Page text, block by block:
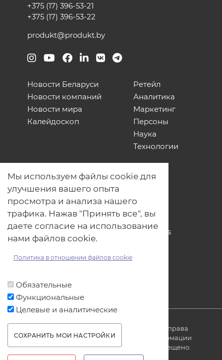
+375 (17) 396-53-21
+375 (17) 396-53-22
produkt@produkt.by
Новости Беларуси
Новости компаний
Новости мира
Калейдоскоп
Ретейл
Аналитика
Маркетинг
Персоны
Наука
Технологии
О нас
Наши проекты
Связь с нами
Общая политика обработки
персональных данных
Политика обработки файлов Cookies
Политика обработки персональных
© ОДО «Точно-вовремя» 2007-2026. Все права
защищены, любое использование информации
без ссылки на источник produkt.by запрещено.
Мы используем файлы cookie для
улучшения вашего опыта
просмотра и анализа нашего
трафика. Нажав "Принять все", вы
даете согласие на использование
нами файлов cookie.
Политика в отношении файлов cookie
Обязательные
Функциональные
Целевые и аналитические
СОХРАНИТЬ МОИ НАСТРОЙКИ
WITHDRAW CONSENT